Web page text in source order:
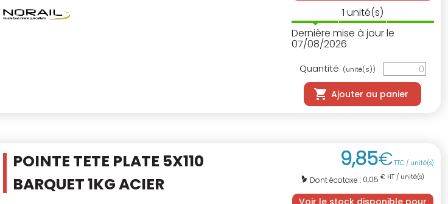
1 unité(s)
Dernière mise à jour le
07/08/2026
Quantité (unité(s))
Ajouter au panier
POINTE TETE PLATE 5X110
BARQUET 1KGACIER
9,85€TTC / unité(s)
Dont écotaxe : 0,05 € HT / unité(s)